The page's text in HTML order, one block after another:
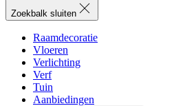
Zoekbalk sluiten
Raamdecoratie
Vloeren
Verlichting
Verf
Tuin
Aanbiedingen